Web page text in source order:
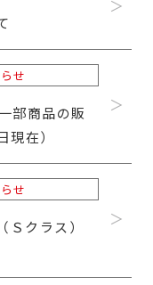
せ
部商品の販
在）
せ
クラス）